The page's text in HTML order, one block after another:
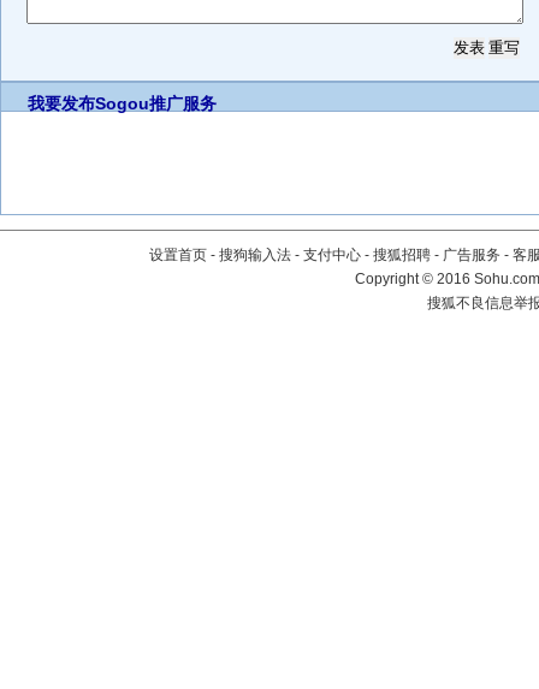
我要发布Sogou推广服务
设置首页 - 搜狗输入法 - 支付中心 - 搜狐招聘 - 广告服务 - 客
Copyright©2016
搜狐不良信息举